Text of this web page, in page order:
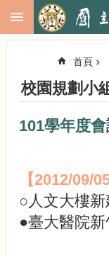
跳到主要內容區塊
回
頁
首
校
務
首頁
校園規劃小
101學年度
【2012/09/
○人文大樓
●臺大醫院